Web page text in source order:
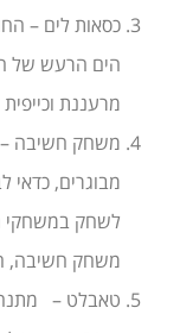
כסאות לים –
הים הרעש של
מרעננת
משחק חשיבה –
מבוגרים,
לשחק במשחקי
משחק חשיבה,
טאבלט –